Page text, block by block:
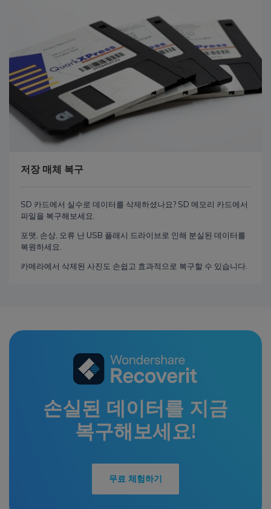
저장 매체 복구
SD 카드에서 실수로 데이터를 삭제하셨나요? SD 메모리 카드에서
파일을 복구해보세요.
포맷, 손상, 오류 난 USB 플래시 드라이브로 인해 분실된 데이터를
복원하세요.
카메라에서 삭제된 사진도 손쉽고 효과적으로 복구할 수 있습니다.
손실된 데이터를 지금
복구해보세요!
무료 체험하기